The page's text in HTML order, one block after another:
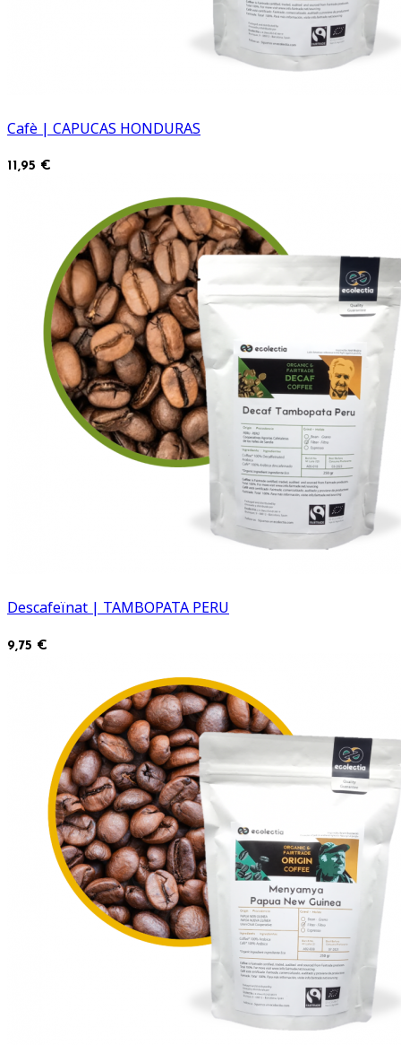
Cafè | CAPUCAS HONDURAS
11,95 €
Descafeïnat | TAMBOPATA PERU
9,75 €